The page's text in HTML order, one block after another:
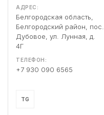
АДРЕС:
Белгородская область,
Белгородский район, пос.
Дубовое, ул. Лунная, д.
4Г
ТЕЛЕФОН:
+7 930 090 6565
TG